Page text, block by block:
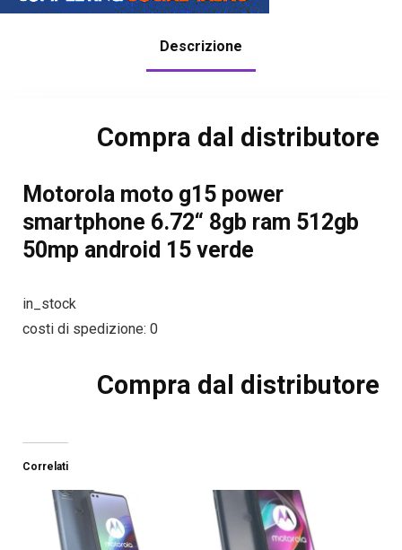
Descrizione
Compra dal distributore
Motorola moto g15 power
smartphone 6.72“ 8gb ram 512gb
50mp android 15 verde
in_stock
costi di spedizione: 0
Compra dal distributore
Correlati